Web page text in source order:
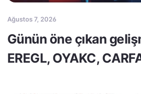
Ağustos 7, 2026
Günün öne çıkan
EREGL, OYAKC,